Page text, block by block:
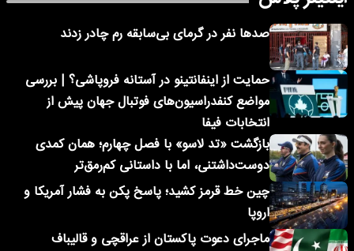
صدها نفر در گرمای بی‌سابقه رم چادر زدند
حمایت از اینفانتینو در آستانه فروپاشی؟ | بررسی
مواضع کنفدراسیون‌های فوتبال جهان پیش از
انتخابات فیفا
بازگشت «تد لاسو» با فصل چهارم؛ همان کمدی
دوست‌داشتنی، اما با داستانی کم‌رمق‌تر
چین خط قرمز کشید؛ پاسخ پکن به فشار آمریکا و
اروپا
ماجرای دعوت پاکستان از عراقچی و قالیباف